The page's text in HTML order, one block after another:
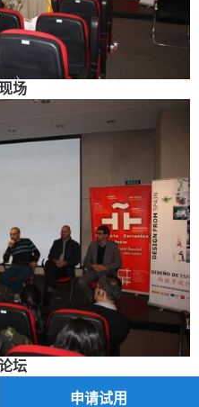
场
坛
申请试用